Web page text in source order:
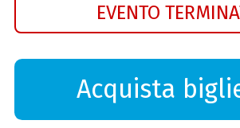
EVENTO
Acquista